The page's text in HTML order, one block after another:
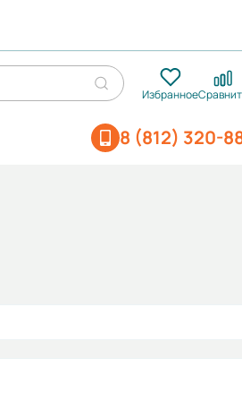
Избранное
8 (812) 320-